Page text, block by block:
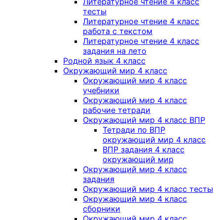
тесты
Литературное чтение 4 класс
работа с текстом
Литературное чтение 4 класс
задания на лето
Родной язык 4 класс
Окружающий мир 4 класс
Окружающий мир 4 класс
учебники
Окружающий мир 4 класс
рабочие тетради
Окружающий мир 4 класс ВПР
Тетради по ВПР
окружающий мир 4 класс
ВПР задания 4 класс
окружающий мир
Окружающий мир 4 класс
задания
Окружающий мир 4 класс тесты
Окружающий мир 4 класс
сборники